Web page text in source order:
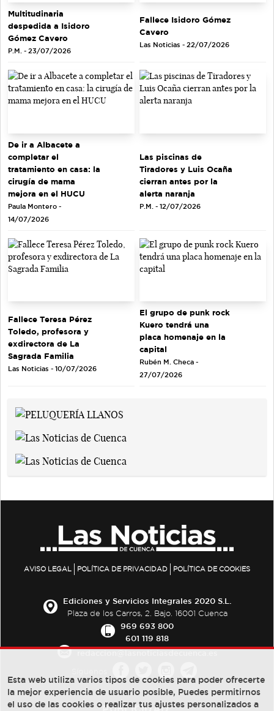
Multitudinaria
despedida a Isidoro
Gómez Cavero
P.M. - 23/07/2026
Fallece Isidoro Gómez
Cavero
Las Noticias - 22/07/2026
De ir a Albacete a
completar el
tratamiento en casa: la
cirugía de mama
mejora en el HUCU
Paula Montero -
14/07/2026
Las piscinas de
Tiradores y Luis Ocaña
cierran antes por la
alerta naranja
P.M. - 12/07/2026
Fallece Teresa Pérez
Toledo, profesora y
exdirectora de La
Sagrada Familia
Las Noticias - 10/07/2026
El grupo de punk rock
Kuero tendrá una
placa homenaje en la
capital
Rubén M. Checa -
27/07/2026
AVISO LEGAL POLÍTICA DE PRIVACIDAD POLÍTICA DE COOKIES
Ediciones y Servicios Integrales 2020 S.L.
Plaza de los Carros, 2. Bajo. 16001 Cuenca
969 693 800
601 119 818
Esta web utiliza varios tipos de cookies para poder ofrecerte
la mejor experiencia de usuario posible, Puedes permitirnos
el uso de las cookies o realizar tus ajustes personalizados a